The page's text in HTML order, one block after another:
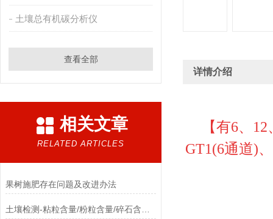
土壤总有机碳分析仪
查看全部
相关文章
RELATED ARTICLES
果树施肥存在问题及改进办法
详情介绍
【有6、
GT1(6通道)